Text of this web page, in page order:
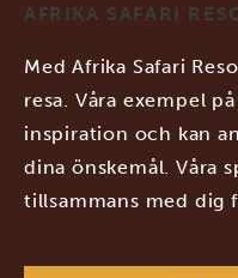
AFRIKA SAFARI
Med Afrika Safari
resa. Våra exempel
inspiration och kan
dina önskemål. Våra
tillsammans med dig